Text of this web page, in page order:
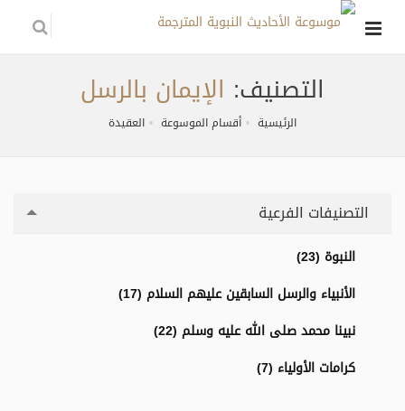
التصنيف: الإيمان بالرسل
الرئيسية أقسام الموسوعة العقيدة
التصنيفات الفرعية
النبوة (23)
الأنبياء والرسل السابقين عليهم السلام (17)
نبينا محمد صلى الله عليه وسلم (22)
كرامات الأولياء (7)